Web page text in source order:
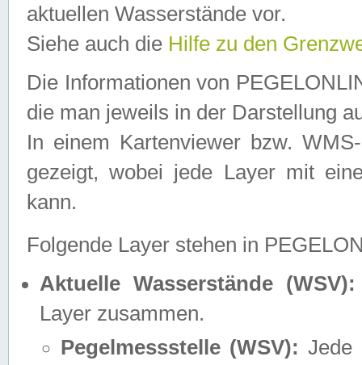
aktuellen Wasserstände vor.
Siehe auch die Hilfe zu den
Die Informationen von
die man jeweils in der Darstellung
In einem Kartenviewer bzw.
gezeigt, wobei jede Layer mit
kann.
Folgende Layer stehen in
Aktuelle Wasserstände (WSV):
Layer zusammen.
Pegelmessstelle (WSV): Jede